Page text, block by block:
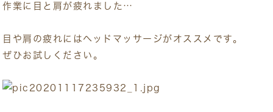
作業に目と肩が疲れました…
目や肩の疲れにはヘッドマッサージがオススメです。
ぜひお試しください。